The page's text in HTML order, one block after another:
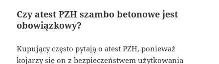
Czy atest PZH szambo betonowe jest
obowiązkowy?
Kupujący często pytają o atest PZH, ponieważ
kojarzy się on z bezpieczeństwem użytkowania